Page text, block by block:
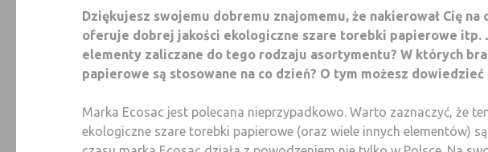
Dziękujesz swojemu dobremu znajomemu, że nakierował Cię
oferuje dobrej jakości ekologiczne szare torebki papierowe itp.
elementy zaliczane do tego rodzaju asortymentu? W których
papierowe są stosowane na co dzień? O tym możesz
Marka Ecosac jest polecana nieprzypadkowo. Warto zaznaczyć, że
ekologiczne szare torebki papierowe (oraz wiele innych elementów)